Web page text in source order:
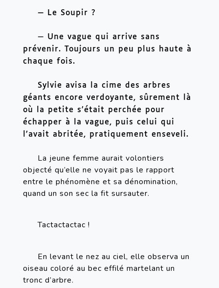
— Le Soupir ?
— Une vague qui arrive sans
prévenir. Toujours un peu plus haute à
chaque fois.
Sylvie avisa la cime des arbres
géants encore verdoyante, sûrement là
où la petite s’était perchée pour
échapper à la vague, puis celui qui
l’avait abritée, pratiquement enseveli.
La jeune femme aurait volontiers
objecté qu’elle ne voyait pas le rapport
entre le phénomène et sa dénomination,
quand un son sec la fit sursauter.
Tactactactac !
En levant le nez au ciel, elle observa un
oiseau coloré au bec effilé martelant un
tronc d’arbre.